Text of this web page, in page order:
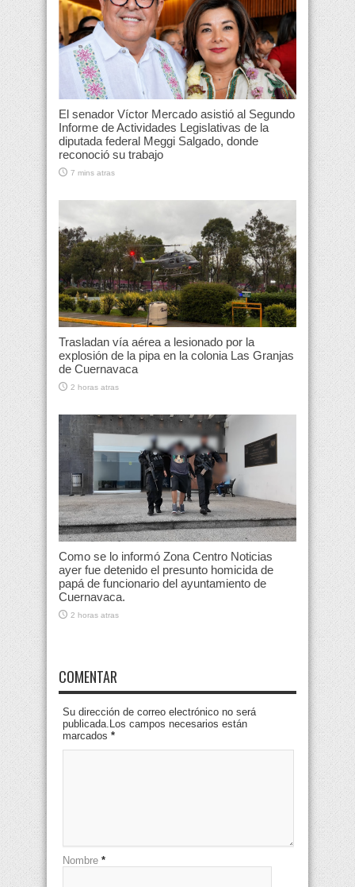
El senador Víctor Mercado asistió al Segundo
Informe de Actividades Legislativas de la
diputada federal Meggi Salgado, donde
reconoció su trabajo
7 mins atras
Trasladan vía aérea a lesionado por la
explosión de la pipa en la colonia Las Granjas
de Cuernavaca
2 horas atras
Como se lo informó Zona Centro Noticias
ayer fue detenido el presunto homicida de
papá de funcionario del ayuntamiento de
Cuernavaca.
2 horas atras
COMENTAR
Su dirección de correo electrónico no será
publicada.Los campos necesarios están
marcados *
Nombre *